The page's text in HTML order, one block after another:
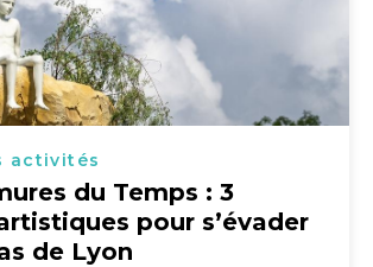
activités
du Temps : 3
pour s’évader
de Lyon